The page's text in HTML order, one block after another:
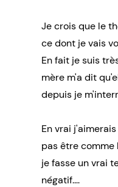
Je crois que le
ce dont je vais
En fait je suis
mère m'a dit
depuis je
En vrai
pas être comme
je fasse un vrai
négatif....